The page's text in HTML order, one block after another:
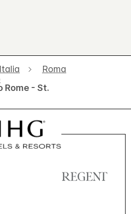
Italia
Roma
Rome - St.